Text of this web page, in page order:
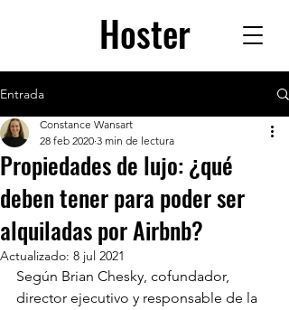
Hoster
Entrada
Propiedades de lujo: ¿qué
deben tener para poder ser
alquiladas por Airbnb?
Constance Wansart
28 feb 2020 3 min de lectura
Actualizado: 8 jul 2021
Según Brian Chesky, cofundador,
director ejecutivo y responsable de la